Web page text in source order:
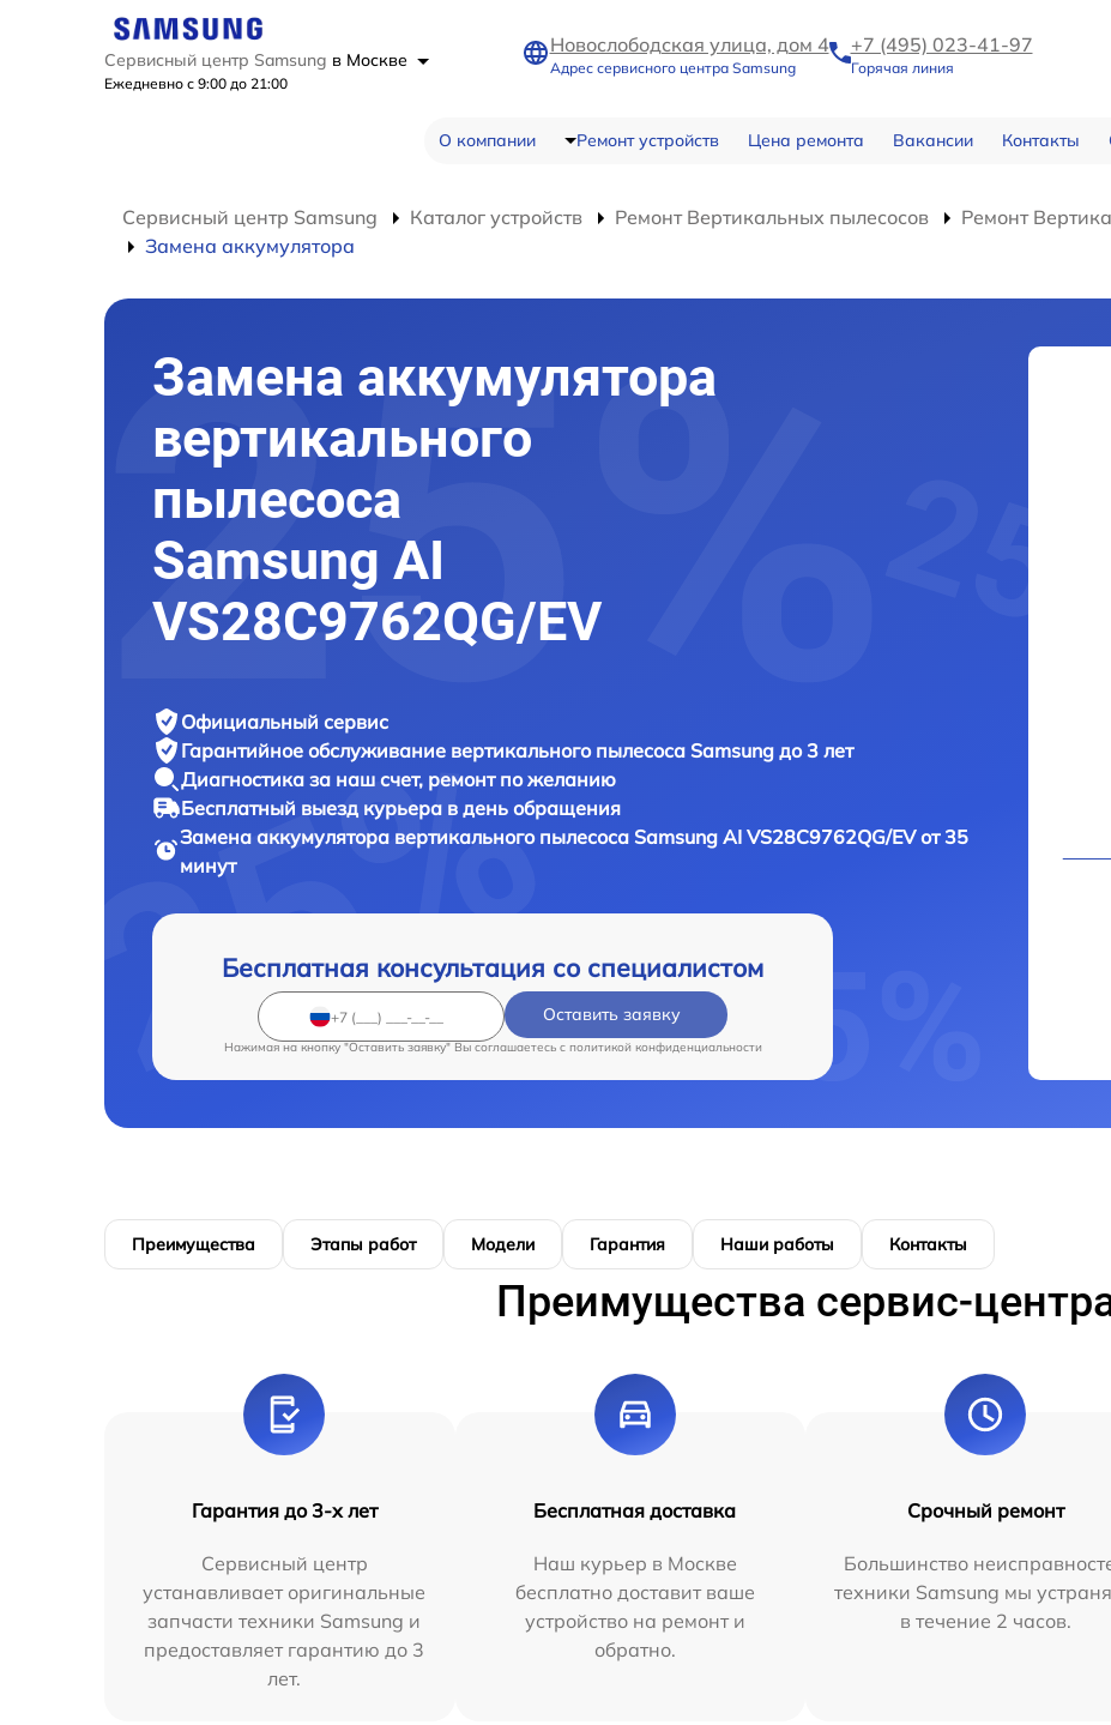
Сервисный центр Samsung в Москве
Ежедневно с 9:00 до 21:00
Новослободская улица, дом 4
Адрес сервисного центра Samsung
+7 (495) 023-41-97
Горячая линия
О компании Ремонт устройств Цена ремонта Вакансии Контакты
Сервисный центр Samsung Каталог устройств Ремонт Вертикальных пылесосов
Ремонт
Замена аккумулятора
Замена аккумулятора
вертикального
пылесоса
Samsung AI
VS28C9762QG/EV
Официальный сервис
Гарантийное обслуживание вертикального пылесоса Samsung до 3 лет
Диагностика за наш счет, ремонт по желанию
Бесплатный выезд курьера в день обращения
Замена аккумулятора вертикального пылесоса Samsung AI VS28C9762QG/EV от 35
минут
Бесплатная консультация со специалистом
Оставить заявку
Нажимая на кнопку "Оставить заявку" Вы соглашаетесь c политикой конфиденциальности
Преимущества Этапы работ Модели Гарантия Наши работы Контакты
Преимущества сервис-
Гарантия до 3-х лет
Сервисный центр
устанавливает оригинальные
запчасти техники Samsung и
предоставляет гарантию до 3
лет.
Бесплатная доставка
Наш курьер в Москве
бесплатно доставит ваше
устройство на ремонт и
обратно.
Срочный ремонт
Большинство
техники Samsung мы
в течение 2 часов.